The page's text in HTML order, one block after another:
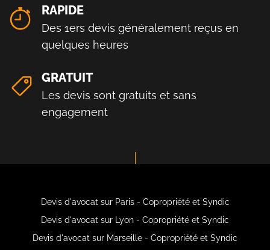
RAPIDE
Des 1ers devis généralement reçus en
quelques heures
GRATUIT
Les devis sont gratuits et sans
engagement
Devis d'avocat sur Paris - Copropriété et Syndic
Devis d'avocat sur Lyon - Copropriété et Syndic
Devis d'avocat sur Marseille - Copropriété et Syndic